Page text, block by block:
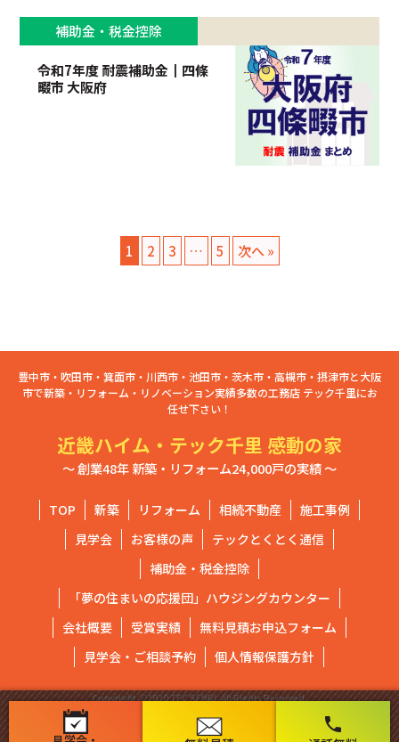
phone
補助金・税金控除
令和7年度 耐震補助金┃四條
畷市 大阪府
1 2 3 … 5 次へ »
豊中市・吹田市・箕面市・川西市・池田市・茨木市・高槻市・摂津市と大阪
市で新築・リフォーム・リノベーション実績多数の工務店 テック千里にお
任せ下さい！
近畿ハイム・テック千里 感動の家
～ 創業48年 新築・リフォーム24,000戸の実績 ～
TOP 新築 リフォーム 相続不動産
施工事例
見学会
お客様の声
テックとくとく通信
補助金・税金控除
「夢の住まいの応援団」ハウジングカウンター
会社概要
受賞実績
無料見積お申込フォーム
見学会・ご相談予約
個人情報保護方針
Copyright ⓒ2020 TEC SENRI. All Rights Reserved.